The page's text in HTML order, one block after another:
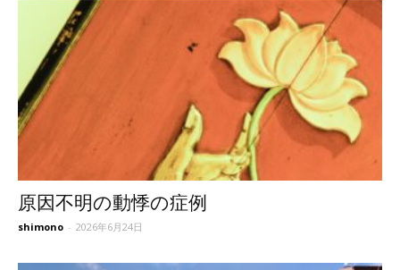
原因不明の動悸の症例
shimono - 2026年6月24日